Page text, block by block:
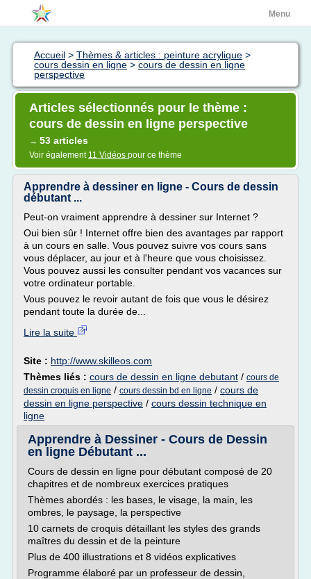
Menu
Accueil > Thèmes & articles : peinture acrylique >
cours dessin en ligne > cours de dessin en ligne
perspective
Articles sélectionnés pour le thème :
cours de dessin en ligne perspective
→ 53 articles
Voir également 11 Vidéos pour ce thème
Apprendre à dessiner en ligne - Cours de dessin
débutant ...
Peut-on vraiment apprendre à dessiner sur Internet ?
Oui bien sûr ! Internet offre bien des avantages par rapport
à un cours en salle. Vous pouvez suivre vos cours sans
vous déplacer, au jour et à l'heure que vous choisissez.
Vous pouvez aussi les consulter pendant vos vacances sur
votre ordinateur portable.
Vous pouvez le revoir autant de fois que vous le désirez
pendant toute la durée de...
Lire la suite
Site : http://www.skilleos.com
Thèmes liés : cours de dessin en ligne debutant / cours de
dessin croquis en ligne / cours dessin bd en ligne / cours de
dessin en ligne perspective / cours dessin technique en
ligne
Apprendre à Dessiner - Cours de Dessin
en ligne Débutant ...
Cours de dessin en ligne pour débutant composé de 20
chapitres et de nombreux exercices pratiques
Thèmes abordés : les bases, le visage, la main, les
ombres, le paysage, la perspective
10 carnets de croquis détaillant les styles des grands
maîtres du dessin et de la peinture
Plus de 400 illustrations et 8 vidéos explicatives
Programme élaboré par un professeur de dessin,